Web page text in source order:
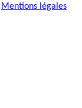
Mentions légales